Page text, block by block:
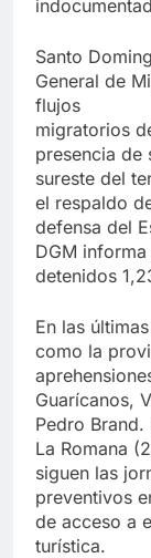
Santo
General de
flujos
migratorios
presencia de
sureste del
el respaldo
defensa del
DGM
detenidos
En las
como la
Guarícanos,
Pedro
La Romana
siguen las
preventivos
de acceso a
turística.